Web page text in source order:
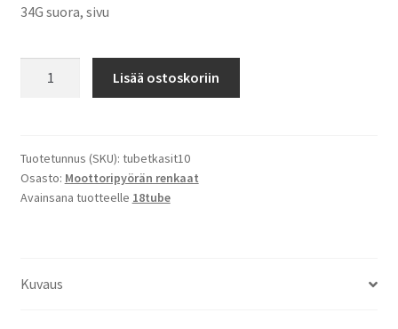
34G suora, sivu
250/40-
260/40-
280/35-
sivu
Lisää ostoskoriin
Tuotetunnus (SKU): tubetkasit10
Osasto: Moottoripyörän renkaat
Avainsana tuotteelle 18tube
Kuvaus